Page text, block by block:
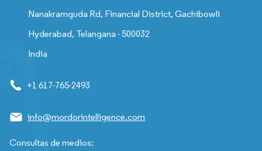
Nanakramguda Rd, Financial District, Gachibowli
Hyderabad, Telangana - 500032
India
+1 617-765-2493
info@mordorintelligence.com
Consultas de medios: